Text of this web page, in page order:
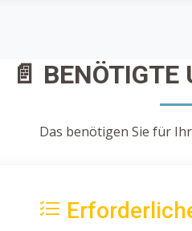
📄 BENÖTIGTE
Das benötigen Sie für